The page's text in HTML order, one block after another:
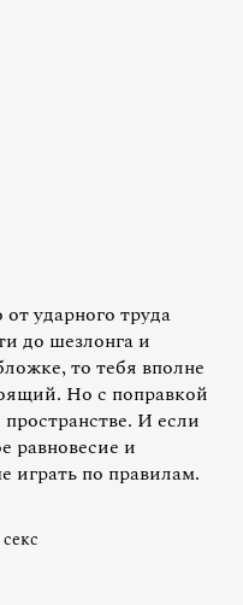
ударного труда
до шезлонга и
то тебя вполне
Но с поправкой
И если
равновесие и
играть по правилам.